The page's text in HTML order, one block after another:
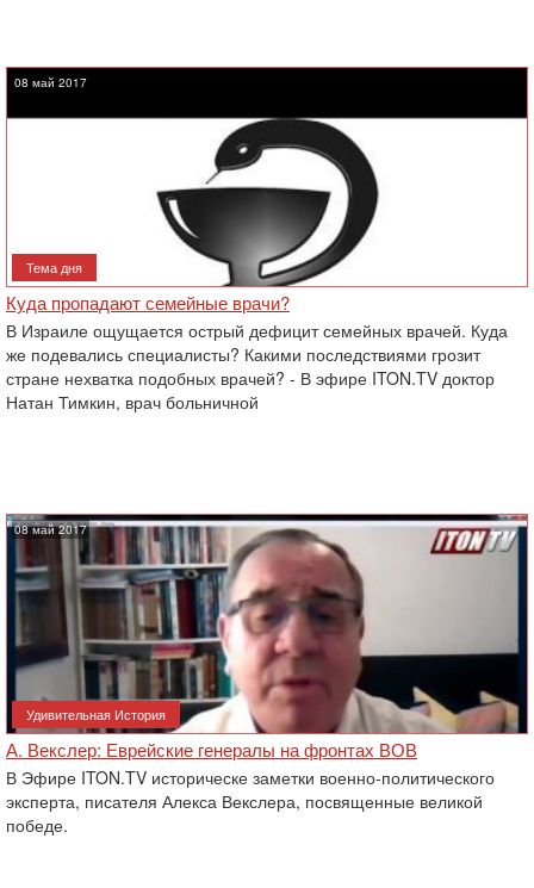
08 май 2017
Тема дня
Куда пропадают семейные врачи?
В Израиле ощущается острый дефицит семейных врачей. Куда
же подевались специалисты? Какими последствиями грозит
стране нехватка подобных врачей? - В эфире ITON.TV доктор
Натан Тимкин, врач больничной
08 май 2017
Удивительная История
А. Векслер: Еврейские генералы на фронтах ВОВ
В Эфире ITON.TV историческе заметки военно-политического
эксперта, писателя Алекса Векслера, посвященные великой
победе.